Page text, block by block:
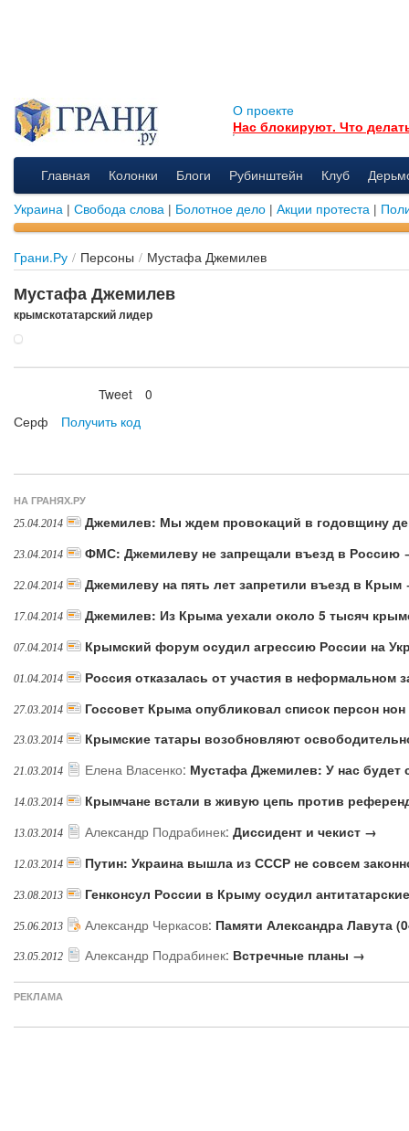
О проекте
Нас блокируют. Что
Главная Колонки Блоги Рубинштейн Клуб
Украина | Свобода слова | Болотное дело | Акции протеста |
Грани.Ру / Персоны / Мустафа Джемилев
Мустафа Джемилев
крымскотатарский лидер
Tweet
0
Серф
Получить код
НА ГРАНЯХ.РУ
25.04.2014 Джемилев: Мы ждем провокаций в годовщину
23.04.2014 ФМС: Джемилеву не запрещали въезд в Россию
22.04.2014 Джемилеву на пять лет запретили въезд в
17.04.2014 Джемилев: Из Крыма уехали около 5 тысяч
07.04.2014 Крымский форум осудил агрессию России на
01.04.2014 Россия отказалась от участия в
27.03.2014 Госсовет Крыма опубликовал список персон
23.03.2014 Крымские татары возобновляют
21.03.2014 Елена Власенко: Мустафа Джемилев: У нас
14.03.2014 Крымчане встали в живую цепь против
13.03.2014 Александр Подрабинек: Диссидент и чекист →
12.03.2014 Путин: Украина вышла из СССР не совсем
23.08.2013 Генконсул России в Крыму осудил
25.06.2013 Александр Черкасов: Памяти Александра Лавута
23.05.2012 Александр Подрабинек: Встречные планы →
РЕКЛАМА